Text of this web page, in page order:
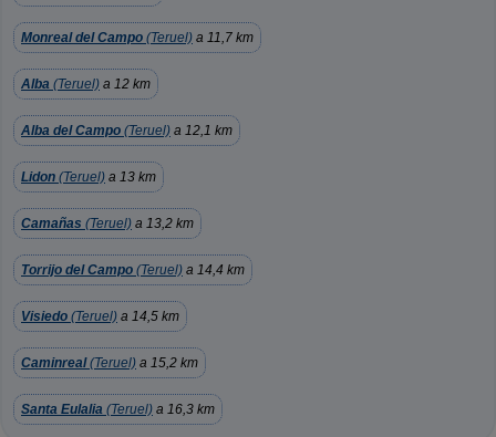
Monreal del Campo (Teruel) a 11,7 km
Alba (Teruel) a 12 km
Alba del Campo (Teruel) a 12,1 km
Lidon (Teruel) a 13 km
Camañas (Teruel) a 13,2 km
Torrijo del Campo (Teruel) a 14,4 km
Visiedo (Teruel) a 14,5 km
Caminreal(Teruel) a 15,2 km
Santa Eulalia (Teruel) a 16,3 km